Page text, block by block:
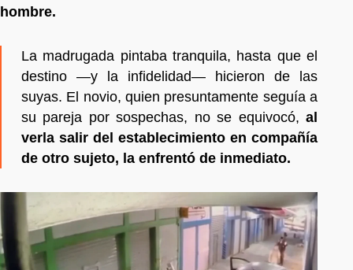
hombre.
La madrugada pintaba tranquila, hasta que el
destino —y la infidelidad— hicieron de las
suyas. El novio, quien presuntamente seguía a
su pareja por sospechas, no se equivocó, al
verla salir del establecimiento en compañía
de otro sujeto, la enfrentó de inmediato.